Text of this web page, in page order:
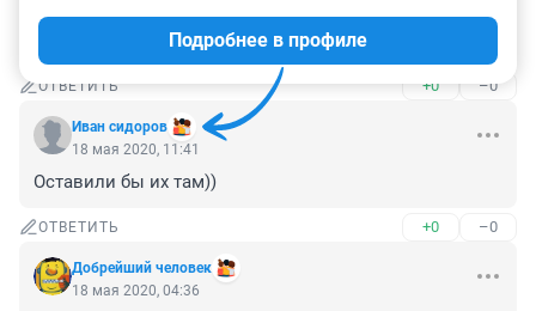
Закрыть в самолёте и не выпускать две недели.
ОТВЕТИТЬ +0 –0
Иван сидоров
Подробнее в профиле
18 мая 2020, 11:41
Оставили бы их там))
ОТВЕТИТЬ +0 –0
Добрейший человек
18 мая 2020, 04:36